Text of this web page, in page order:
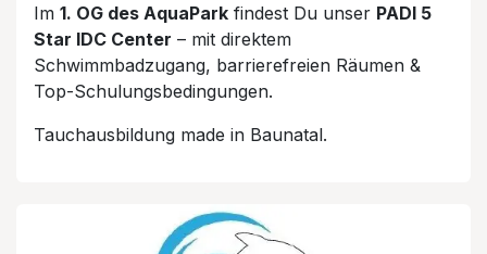
Im 1. OG des AquaPark findest Du unser PADI 5
Star IDC Center – mit direktem
Schwimmbadzugang, barrierefreien Räumen &
Top-Schulungsbedingungen.
Tauchausbildung made in Baunatal.